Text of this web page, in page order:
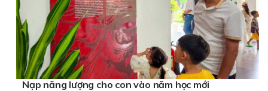
Nạp năng lượng cho con vào năm học mới